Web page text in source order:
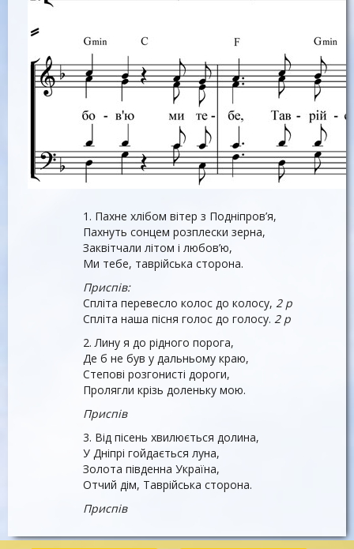
1. Пахне хлібом вітер з Подніпров’я,
Пахнуть сонцем розплески зерна,
Заквітчали літом і любов’ю,
Ми тебе, таврійська сторона.
Приспів:
Спліта перевесло колос до колосу, 2 р
Спліта наша пісня голос до голосу. 2 р
2. Лину я до рідного порога,
Де б не був у дальньому краю,
Степові розгонисті дороги,
Пролягли крізь доленьку мою.
Приспів
3. Від пісень хвилюється долина,
У Дніпрі гойдається луна,
Золота південна Україна,
Отчий дім, Таврійська сторона.
Приспів